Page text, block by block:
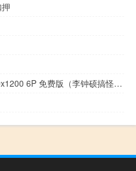
李钟硕搞怪写真电脑壁纸 1920x1200 6P 免费版（李钟硕搞怪写真电脑壁纸 1920x1200 6P 免费版功能简介）